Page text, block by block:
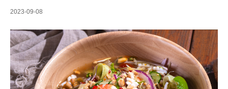
2023-09-08